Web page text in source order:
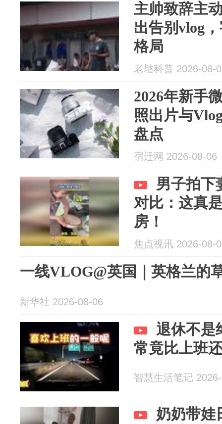
主帅致辞主
出告别vlog
格局
老垯科普 2026-08-
2026年新手
照出片与
盘点
宿迁网 2026-08-06
男子拍下
对比：这真
房！
焦点视讯 2026-08-
一线VLOG@英国｜英格兰的
新华社 2026-08-06
退休不是
常竟比上班
智慧生活笔记
奶奶带娃